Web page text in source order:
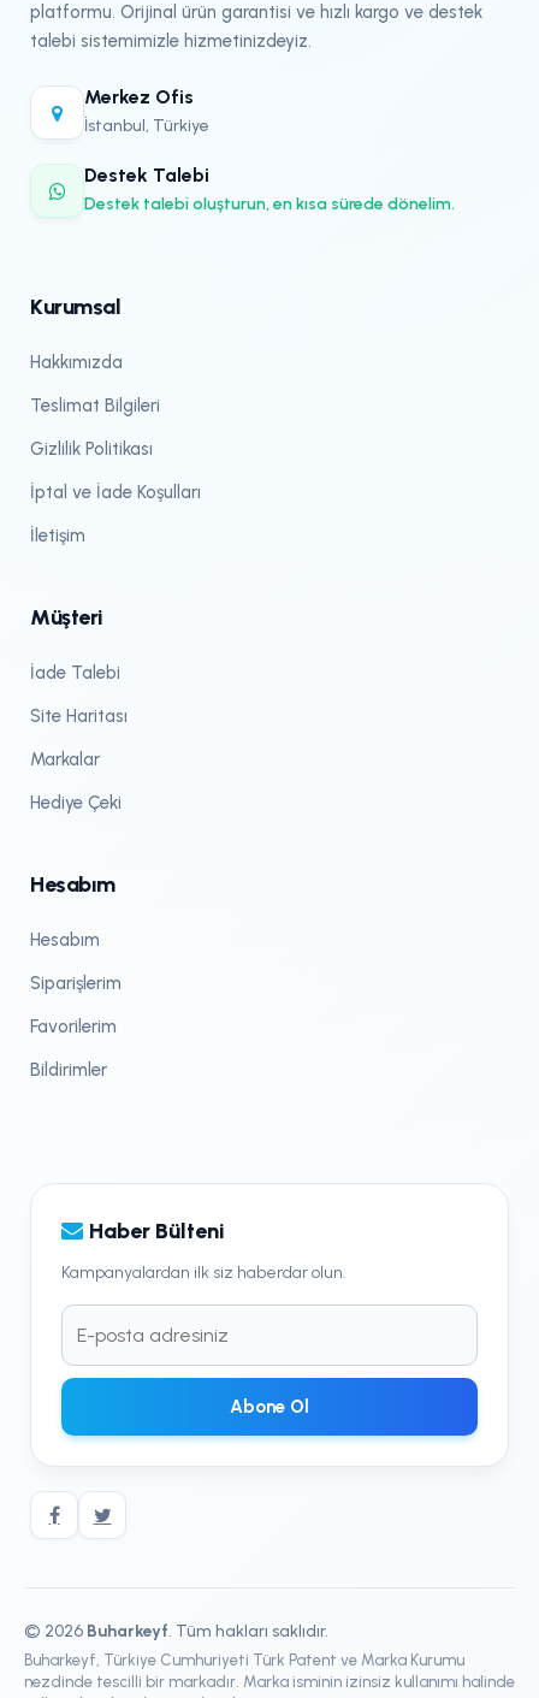
platformu. Orijinal ürün garantisi ve hızlı kargo ve destek
talebi sistemimizle hizmetinizdeyiz.
Merkez Ofis
İstanbul, Türkiye
Destek Talebi
Destek talebi oluşturun, en kısa sürede dönelim.
Kurumsal
Hakkımızda
Teslimat Bilgileri
Gizlilik Politikası
İptal ve İade Koşulları
İletişim
Müşteri
İade Talebi
Site Haritası
Markalar
Hediye Çeki
Hesabım
Hesabım
Siparişlerim
Favorilerim
Bildirimler
Haber Bülteni
Kampanyalardan ilk siz haberdar olun.
Abone Ol
© 2026 Buharkeyf. Tüm hakları saklıdır.
Buharkeyf, Türkiye Cumhuriyeti Türk Patent ve Marka Kurumu
nezdinde tescilli bir markadır. Marka isminin izinsiz kullanımı halinde